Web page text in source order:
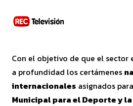
Con el objetivo de que el sector
a profundidad los certámenes
internacionales asignados
Municipal para el Deporte y